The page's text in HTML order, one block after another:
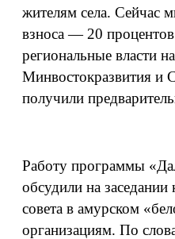
жителям села. Сейчас
взноса — 20
региональные власти
Минвостокразвития и
получили
Работу программы
обсудили на
совета в амурском
организациям. По